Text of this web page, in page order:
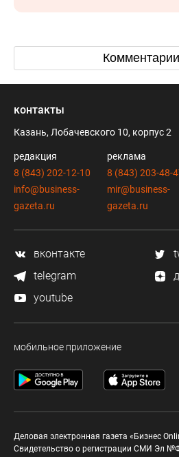
Комментарии
контакты
Казань, Лобачевского 10, корпус 2
редакция
8 (843) 202-12-10
info@business-
gazeta.ru
реклама
8 (843) 203-48-
mir@business-
gazeta.ru
вконтакте
telegram
youtube
мобильное приложение
Деловая электронная газета «Бизнес
Свидетельство о регистрации СМИ Эл